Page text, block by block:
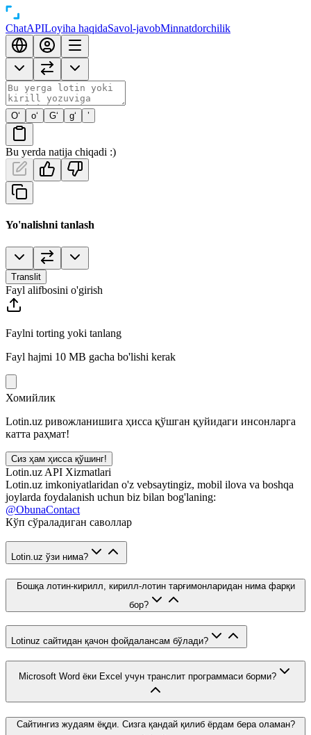
ChatAPILoyiha haqidaSavol-javobMinnatdorchilik
O‘ o‘ G‘ g‘ ’
Bu yerda natija chiqadi :)
Yo'nalishni tanlash
Translit
Fayl alifbosini o'girish
Faylni torting yoki tanlang
Fayl hajmi 10 MB gacha bo'lishi kerak
Хомийлик
Lotin.uz ривожланишига ҳисса қўшган қуйидаги инсонларга
катта раҳмат!
Сиз ҳам ҳисса қўшинг!
Lotin.uz API Xizmatlari
Lotin.uz imkoniyatlaridan o'z vebsaytingiz, mobil ilova va boshqa
joylarda foydalanish uchun biz bilan bog'laning:
@ObunaContact
Кўп сўраладиган саволлар
Lotin.uz ўзи нима?
Бошқа лотин-кирилл, кирилл-лотин тарғимонларидан нима фарқи
бор?
Lotinuz сайтидан қачон фойдалансам бўлади?
Microsoft Word ёки Excel учун транслит программаси борми?
Сайтингиз жудаям ёқди. Сизга қандай қилиб ёрдам бера оламан?